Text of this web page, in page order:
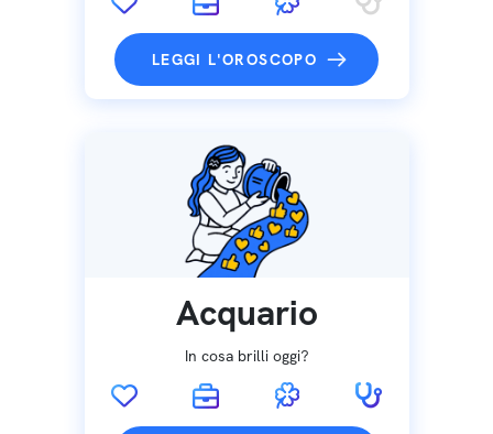
LEGGI L'OROSCOPO
Acquario
In cosa brilli oggi?